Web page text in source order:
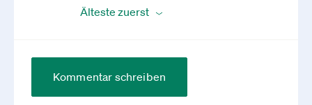
Kommentar schreiben